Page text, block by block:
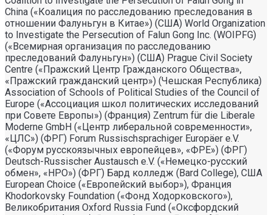
China («Коалиция по расследованию преследования в
отношении Фалуньгун в Китае») (США) World Organization
to Investigate the Persecution of Falun Gong Inc. (WOIPFG)
(«Всемирная организация по расследованию
преследований Фалуньгун») (США) Prague Civil Society
Centre («Пражский Центр Гражданского Общества»,
«Пражский гражданский центр») (Чешская Республика)
Association of Schools of Political Studies of the Council of
Europe («Ассоциация школ политических исследований
при Совете Европы») (Франция) Zentrum für die Liberale
Moderne GmbH («Центр либеральной современности»,
«ЦЛС») (ФРГ) Forum Russischsprachiger Europäer e.V.
(«Форум русскоязычных европейцев», «ФРЕ») (ФРГ)
Deutsch-Russischer Austausch e.V. («Немецко-русский
обмен», «НРО») (ФРГ) Бард колледж (Bard College), США
European Choice («Европейский выбор»), Франция
Khodorkovsky Foundation («Фонд Ходорковского»),
Великобритания Oxford Russia Fund («Оксфордский